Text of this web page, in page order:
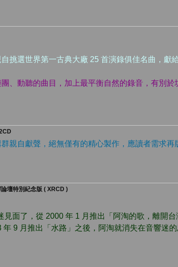
挑選世界第一古典大廠 25 首演錄俱佳名曲，獻
、動聽的曲目，加上最平衡自然的錄音，有別於
親自獻聲，絕無僅有的精心製作，應讀者需求再
論壇特別紀念版 ( XRCD )
見面了，從 2000 年 1 月推出「阿淘的歌，離開
9 月推出「水路」之後，阿淘就消失在音響迷